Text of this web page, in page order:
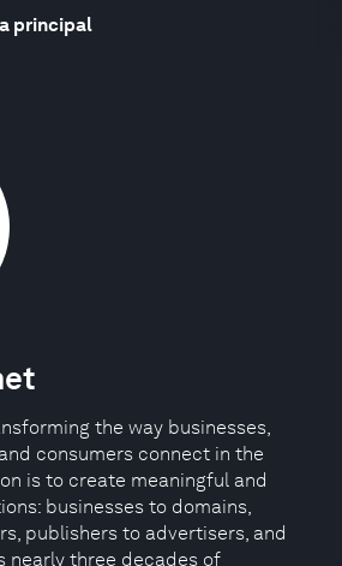
principal
the way businesses,
consumers connect in the
is to create meaningful and
businesses to domains,
publishers to advertisers, and
nearly three decades of